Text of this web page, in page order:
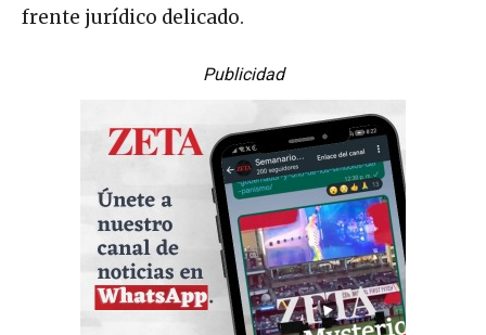
frente jurídico delicado.
Publicidad